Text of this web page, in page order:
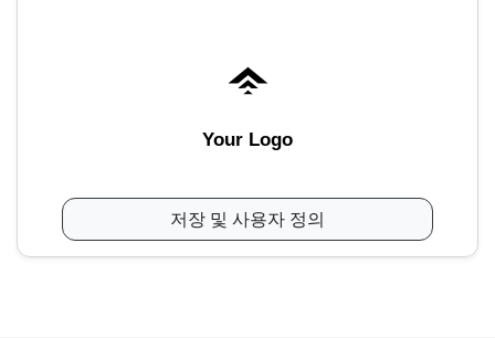
Your Logo
저장 및 사용자 정의